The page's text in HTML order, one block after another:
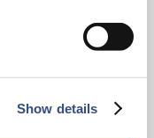
Show details